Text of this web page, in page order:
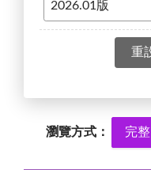
瀏覽方式： 完整